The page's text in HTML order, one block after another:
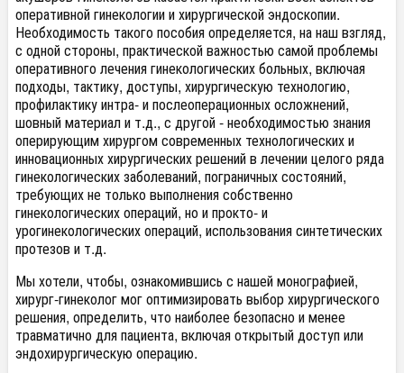
оперативной гинекологии и хирургической эндоскопии.
Необходимость такого пособия определяется, на наш взгляд,
с одной стороны, практической важностью самой проблемы
оперативного лечения гинекологических больных, включая
подходы, тактику, доступы, хирургическую технологию,
профилактику интра- и послеоперационных осложнений,
шовный материал и т.д., с другой - необходимостью знания
оперирующим хирургом современных технологических и
инновационных хирургических решений в лечении целого ряда
гинекологических заболеваний, пограничных состояний,
требующих не только выполнения собственно
гинекологических операций, но и прокто- и
урогинекологических операций, использования синтетических
протезов и т.д.
Мы хотели, чтобы, ознакомившись с нашей монографией,
хирург-гинеколог мог оптимизировать выбор хирургического
решения, определить, что наиболее безопасно и менее
травматично для пациента, включая открытый доступ или
эндохирургическую операцию.